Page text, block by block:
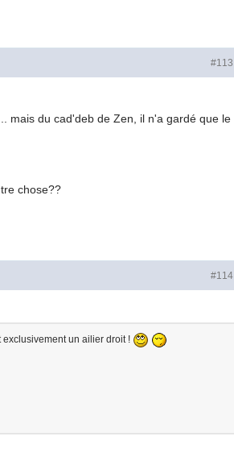
#113
mais du cad'deb de Zen, il n'a gardé que le
chose??
#114
un ailier droit !